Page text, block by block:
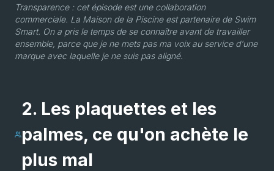
Transparence : cet épisode est une collaboration
commerciale. La Maison de la Piscine est partenaire de Swim
Smart. On a pris le temps de se connaître avant de travailler
ensemble, parce que je ne mets pas ma voix au service d'une
marque avec laquelle je ne suis pas aligné.
2. Les plaquettes et les
palmes, ce qu'on achète le
plus mal